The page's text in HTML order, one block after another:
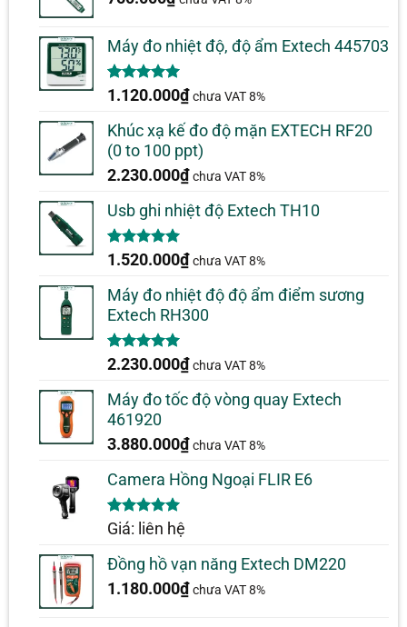
Máy đo nhiệt độ, độ ẩm Extech 445703
5.00trên 5
1
đánh giá
1.120.000₫ chưa VAT 8%
Khúc xạ kế đo độ mặn EXTECH RF20
(0 to 100 ppt)
2.230.000₫ chưa VAT 8%
Usb ghi nhiệt độ Extech TH10
5.00trên 5
1
đánh giá
1.520.000₫ chưa VAT 8%
Máy đo nhiệt độ độ ẩm điểm sương
Extech RH300
5.00trên 5
1
đánh giá
2.230.000₫ chưa VAT 8%
Máy đo tốc độ vòng quay Extech
461920
3.880.000₫ chưa VAT 8%
Camera Hồng Ngoại FLIR E6
5.00trên 5
1
đánh giá
Giá: liên hệ
Đồng hồ vạn năng Extech DM220
1.180.000₫ chưa VAT 8%